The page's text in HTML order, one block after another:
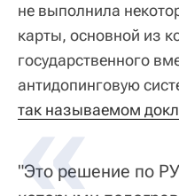
не выполнила
карты, основной из
государственного
антидопинговую
так называемом
"Это решение по